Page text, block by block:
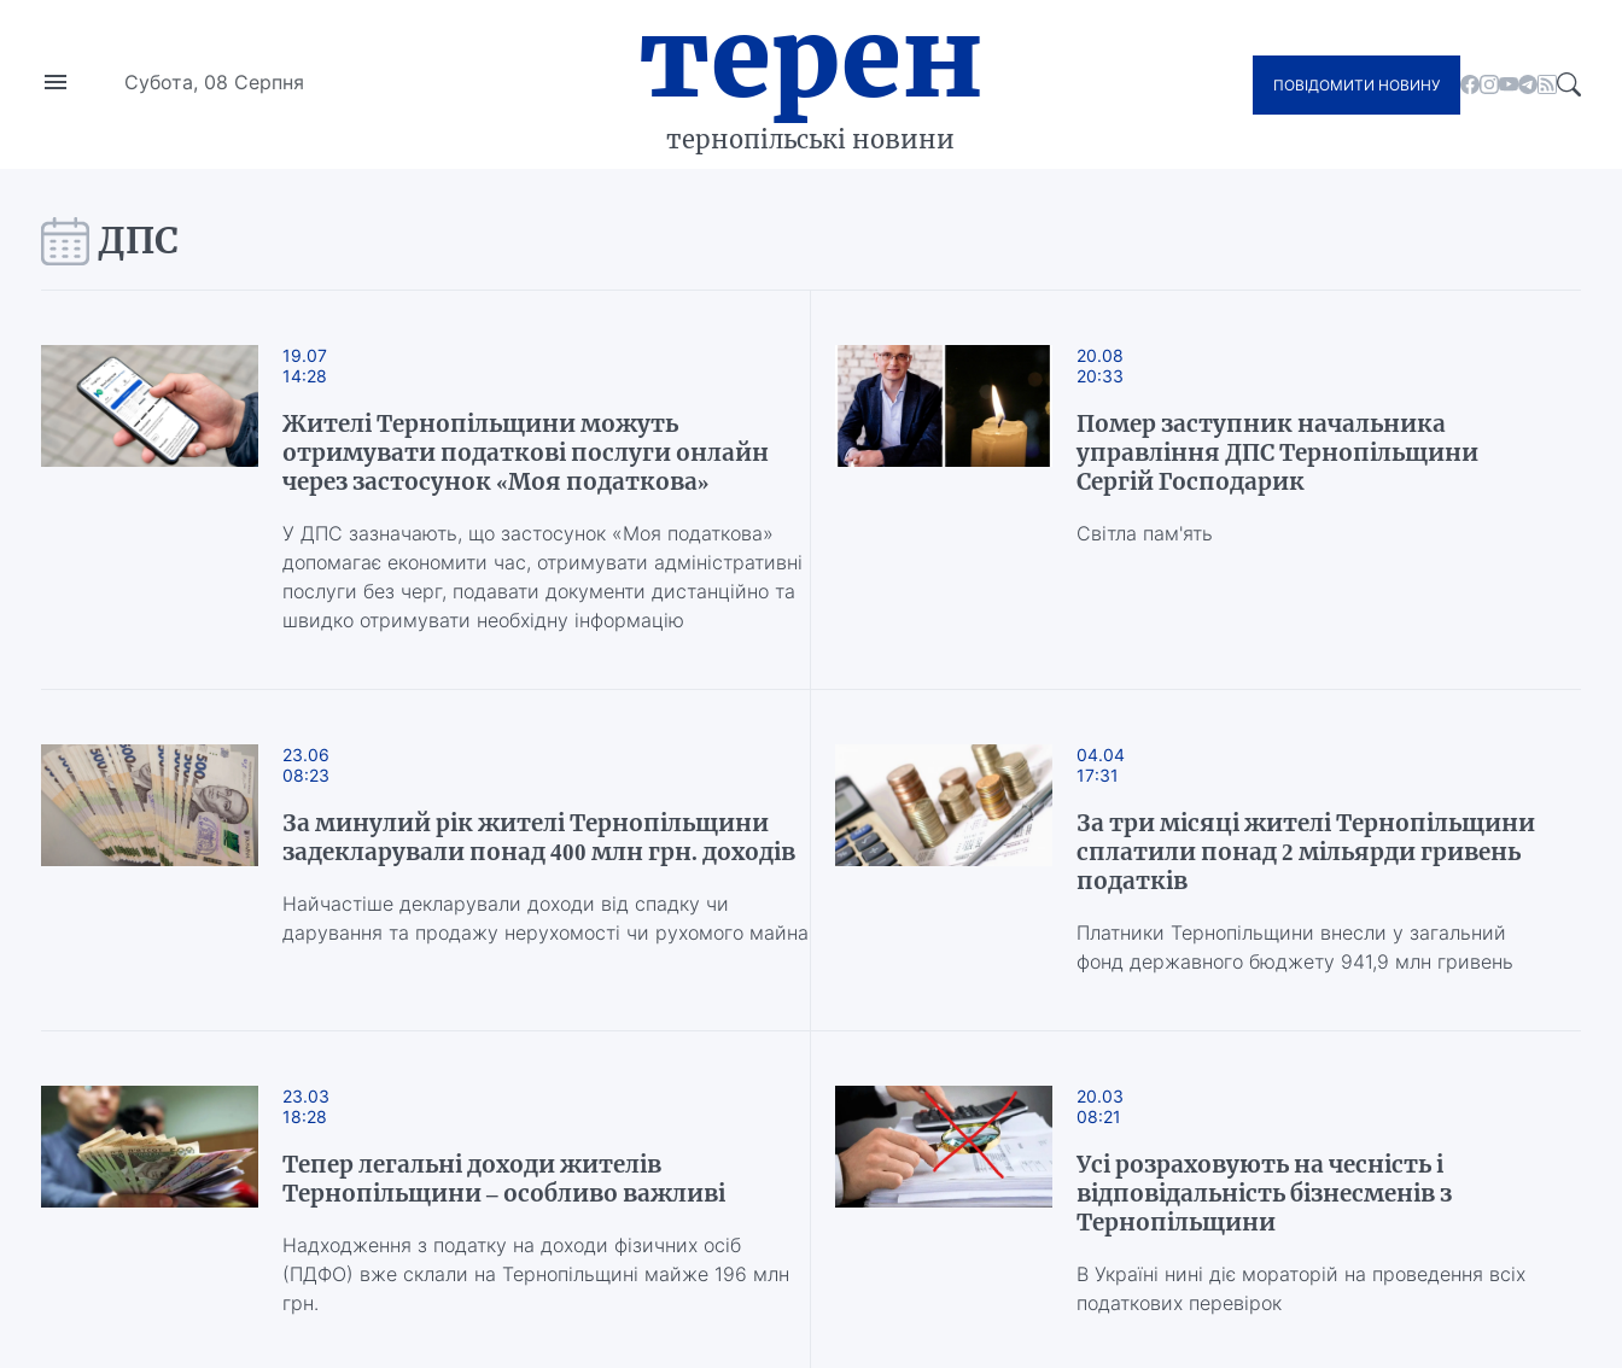
Субота, 08 Серпня терен
тернопільські новини
ПОВІДОМИТИ НОВИНУ
ДПС
19.07
14:28
Жителі Тернопільщини можуть
отримувати податкові послуги онлайн
через застосунок «Моя податкова»
У ДПС зазначають, що застосунок «Моя податкова»
допомагає економити час, отримувати адміністративні
послуги без черг, подавати документи дистанційно та
швидко отримувати необхідну інформацію
20.08
20:33
Помер заступник начальника
управління ДПС Тернопільщини
Сергій Господарик
Світла пам'ять
23.06
08:23
За минулий рік жителі Тернопільщини
задекларували понад 400 млн грн. доходів
Найчастіше декларували доходи від спадку чи
дарування та продажу нерухомості чи рухомого майна
04.04
17:31
За три місяці жителі Тернопільщини
сплатили понад 2 мільярди гривень
податків
Платники Тернопільщини внесли у загальний
фонд державного бюджету 941,9 млн гривень
23.03
18:28
Тепер легальні доходи жителів
Тернопільщини – особливо важливі
Надходження з податку на доходи фізичних осіб
(ПДФО) вже склали на Тернопільщині майже 196 млн
грн.
20.03
08:21
Усі розраховують на чесність і
відповідальність бізнесменів з
Тернопільщини
В Україні нині діє мораторій на проведення всіх
податкових перевірок